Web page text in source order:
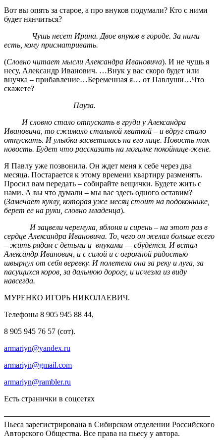
Вот вы опять за старое, а про внуков подумали? Кто с ними
будет нянчиться?
Чушь несет Ирина. Двое внуков в городе. За ними
есть, кому присматривать.
(Словно читает мысли Александра Ивановича). И не чушь я
несу, Александр Иванович. …Внук у вас скоро будет или
внучка – прибавление…Беременная я… от Павлуши…Что
скажете?
Пауза.
И словно стало отпускать в груди у Александра
Ивановича, то сжимало стальной хваткой – и вдруг стало
отпускать. И улыбка засветилась на его лице. Новость так
новость. Будет что рассказать на могилке покойнице-жене.
Я Павлу уже позвонила. Он ждет меня к себе через два
месяца. Постарается к этому времени квартиру разменять.
Просил вам передать – собирайте вещички. Будете жить с
нами. А вы что думали – мы вас здесь одного оставим?
(Замечает куклу, которая уже месяц стоит на подоконнике,
берет ее на руки, словно младенца).
И зацвели черемуха, яблоня и сирень – на этот раз в
сердце Александра Ивановича. То, чего он желал больше всего
– жить рядом с детьми и внуками — сбудется. И встал
Александр Иванович, и с силой и с огромной радостью
швырнул от себя веревку. И полетела она за реку и луга, за
пасущихся коров, за дальнюю дорогу, и исчезла из виду
навсегда.
МУРЕНКО ИГОРЬ НИКОЛАЕВИЧ.
Телефоны 8 905 945 88 44,
8 905 945 76 57 (сот).
armariyn@yandex.ru
armariyn@gmail.com
armariyn@rambler.ru
Есть странички в соцсетях
——————————————————————————
Пьеса зарегистрирована в Сибирском отделении Российского
Авторского Общества. Все права на пьесу у автора.